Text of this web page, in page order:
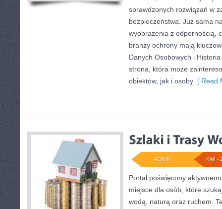
sprawdzonych rozwiązań w
bezpieczeństwa. Już sama
wyobrażenia z odpornością,
branży ochrony mają
Danych Osobowych i
strona, która może
obiektów, jak i osoby [ Read
KWI -
ADMIN
Portal poświęcony
miejsce dla osób, które
wodą, naturą oraz ruchem.